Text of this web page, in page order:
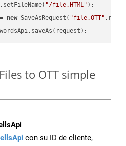
"/file.HTML" );
new SaveAsRequest( "file.OTT"
to OTT simple
con su ID de cliente,